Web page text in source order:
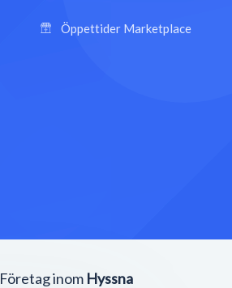
Öppettider Marketplace
Företag inom Hyssna